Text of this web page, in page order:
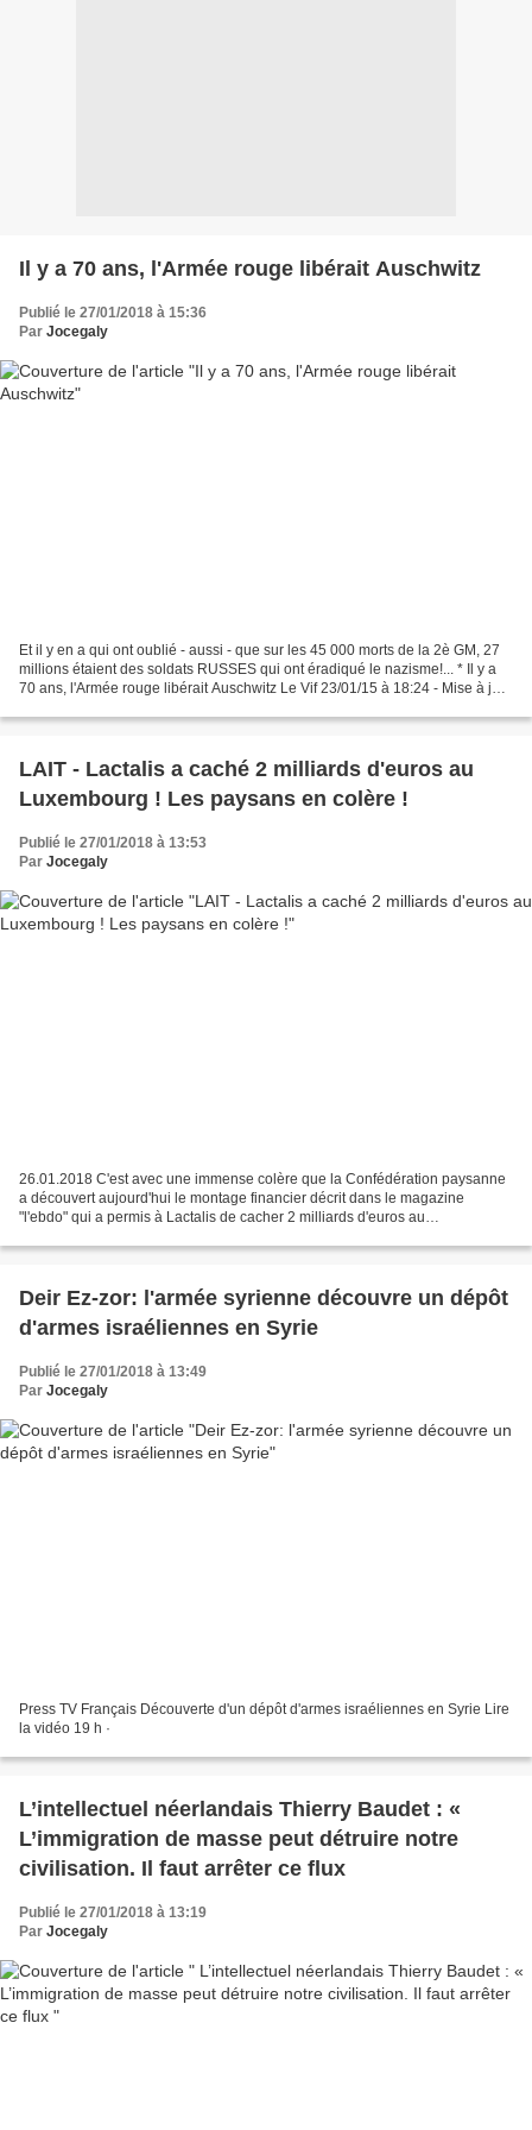
Il y a 70 ans, l'Armée rouge libérait Auschwitz
Publié le 27/01/2018 à 15:36
Par Jocegaly
Et il y en a qui ont oublié - aussi - que sur les 45 000 morts de la 2è GM, 27
millions étaient des soldats RUSSES qui ont éradiqué le nazisme!... * Il y a
70 ans, l'Armée rouge libérait Auschwitz Le Vif 23/01/15 à 18:24 - Mise à jour
LAIT - Lactalis a caché 2 milliards d'euros au
Luxembourg ! Les paysans en colère !
Publié le 27/01/2018 à 13:53
Par Jocegaly
26.01.2018 C'est avec une immense colère que la Confédération paysanne
a découvert aujourd'hui le montage financier décrit dans le magazine
"l'ebdo" qui a permis à Lactalis de cacher 2 milliards d'euros au
Deir Ez-zor: l'armée syrienne découvre un dépôt
d'armes israéliennes en Syrie
Publié le 27/01/2018 à 13:49
Par Jocegaly
Press TV Français Découverte d'un dépôt d'armes israéliennes en Syrie Lire
la vidéo 19 h ·
L’intellectuel néerlandais Thierry Baudet : «
L’immigration de masse peut détruire notre
civilisation. Il faut arrêter ce flux
Publié le 27/01/2018 à 13:19
Par Jocegaly